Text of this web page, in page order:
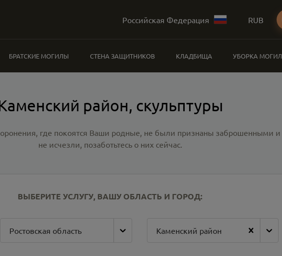
Российская Федерация RUB
БРАТСКИЕ МОГИЛЫ СТЕНА ЗАЩИТНИКОВ КЛАДБИЩА УБОРКА МОГИЛ
район, скульптуры
где покоятся Ваши родные, не были признаны заброшенными и
не исчезли, позаботьтесь о них сейчас.
ВЫБЕРИТЕ УСЛУГУ, ВАШУ ОБЛАСТЬ И ГОРОД:
Ростовская область Каменский район